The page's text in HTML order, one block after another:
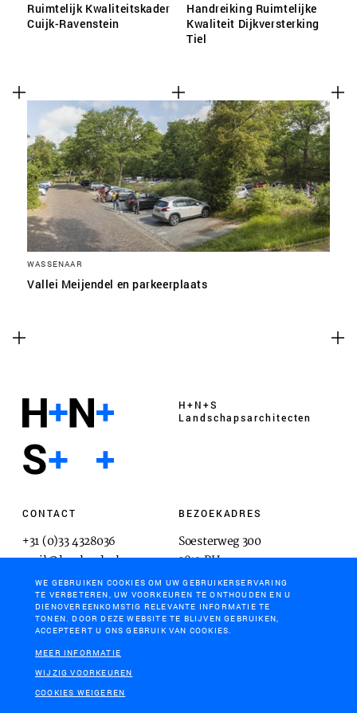
Ruimtelijk Kwaliteitskader
Cuijk-Ravenstein
Handreiking Ruimtelijke
Kwaliteit Dijkversterking
Tiel
WASSENAAR
Vallei Meijendel en parkeerplaats
H+N+S
Landschaps­architecten
CONTACT
+31 (0)33 4328036
mail@hnsland.nl
BEZOEKADRES
Soesterweg 300
3812 BH
Amersfoort
POSTADRES
Postbus 1603
3800 BP
Amersfoort
WE GEBRUIKEN COOKIES OM UW GEBRUIKERSERVARING
TE VERBETEREN, UW VOORKEUREN TE ONTHOUDEN EN U
DIENOVEREENKOMSTIG RELEVANTE INFORMATIE TE
TONEN. DOOR DEZE WEBSITE TE BLIJVEN GEBRUIKEN,
ACCEPTEERT U ONS GEBRUIK VAN COOKIES.
MEER INFORMATIE
WIJZIG VOORKEUREN
COOKIES WEIGEREN